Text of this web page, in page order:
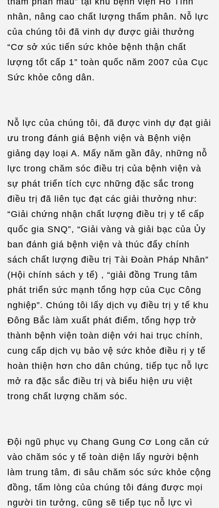
nhân, nâng cao chất lượng thẩm phân. Nỗ lực
của chúng tôi đã vinh dự được giải thưởng
“Cơ sở xúc tiến sức khỏe bệnh thận chất
lượng tốt cấp 1” toàn quốc năm 2007 của Cục
Sức khỏe công dân.
Nỗ lực của chúng tôi, đã được vinh dự đạt giải
ưu trong đánh giá Bệnh viện và Bệnh viện
giảng dạy loại A. Mấy năm gần đây, những nỗ
lực trong chăm sóc điều trị của bệnh viện và
sự phát triển tích cực những đặc sắc trong
điều trị đã liên tục đạt các giải thưởng như:
“Giải chứng nhận chất lượng điều trị y tế cấp
quốc gia SNQ”, “Giải vàng và giải bạc của Ủy
ban đánh giá bệnh viện và thúc đẩy chính
sách chất lượng điều trị Tài Đoàn Pháp Nhân”
(Hội chính sách y tế) , “giải đồng Trung tâm
phát triển sức mạnh tổng hợp của Cục Công
nghiệp”. Chúng tôi lấy dịch vụ điều trị y tế khu
Đông Bắc làm xuất phát điểm, tổng hợp trở
thành bệnh viện toàn diện với hai trục chính,
cung cấp dịch vụ bảo vệ sức khỏe điều rị y tế
hoàn thiện hơn cho dân chúng, tiếp tục nỗ lực
mở ra đặc sắc điều trị và biểu hiện ưu việt
trong chất lượng chăm sóc.
Đội ngũ phục vụ Chang Gung Cơ Long căn cứ
vào chăm sóc y tế toàn diện lấy người bệnh
làm trung tâm, đi sâu chăm sóc sức khỏe cộng
đồng, tấm lòng của chúng tôi đáng được mọi
người tin tưởng, cũng sẽ tiếp tục nỗ lực vì